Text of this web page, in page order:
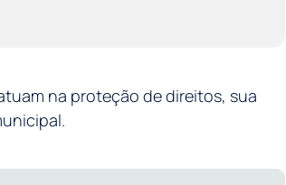
na proteção de direitos, sua